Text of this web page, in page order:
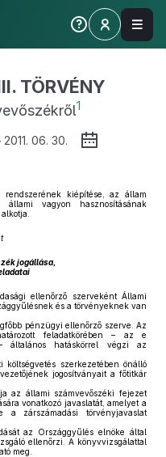
TÖRVÉNY
1
2011. 06. 30.
kiépítése, az állam
vagyon hasznosításának
jogállása,
ellenőrző szerveként Állami
és a törvényeknek van
pénzügyi ellenőrző szerve. Az
feladatkörében – az e
általános hatáskörrel végzi az
szerkezetében önálló
jogosítványait a főtitkár
az állami számvevőszéki fejezet
vonatkozó javaslatát, amelyet a
a zárszámadási törvényjavaslat
az Országgyűlés elnöke által
ellenőrzi. A könyvvizsgálattal
meg.